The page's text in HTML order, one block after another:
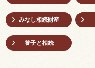
みなし相続財産
養子と相続